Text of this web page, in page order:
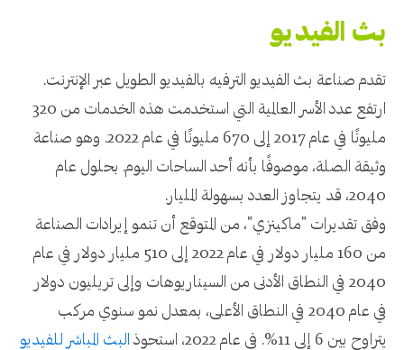
بث الفيديو
تقدم صناعة بث الفيديو الترفيه بالفيديو الطويل عبر الإنترنت.
ارتفع عدد الأسر العالمية التي استخدمت هذه الخدمات من 320
مليونًا في عام 2017 إلى 670 مليونًا في عام 2022. وهو صناعة
وثيقة الصلة، موصوفًا بأنه أحد الساحات اليوم. بحلول عام
2040، قد يتجاوز العدد بسهولة المليار.
وفق تقديرات "ماكينزي"، من المتوقع أن تنمو إيرادات الصناعة
من 160 مليار دولار في عام 2022 إلى 510 مليار دولار في عام
2040 في النطاق الأدنى من السيناريوهات وإلى تريليون دولار
في عام 2040 في النطاق الأعلى، بمعدل نمو سنوي مركب
يتراوح بين 6 إلى 11%. في عام 2022، استحوذ
البث المباشر للفيديو